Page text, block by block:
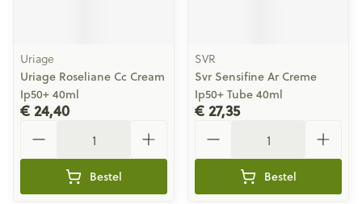
Uriage
Uriage Roseliane Cc Cream
Ip50+ 40ml
€ 24,40
Bestel
SVR
Svr Sensifine Ar Creme
Ip50+ Tube 40ml
€ 27,35
Bestel